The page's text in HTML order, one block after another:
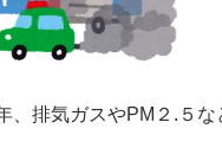
、排気ガスやPM２.５